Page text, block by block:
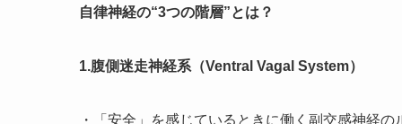
自律神経の“3つの階層”とは？
1.腹側迷走神経系（Ventral Vagal System）
・「安全」を感じているときに働く副交感神経の